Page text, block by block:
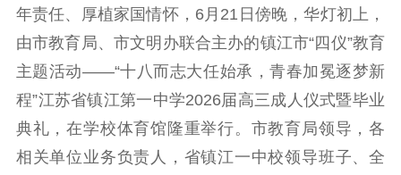
理论武装
理论学习 宣传宣讲 研究阐释
哲学社科
社科强省 工作通知
成果集萃
江苏文脉
资料下载
年责任、厚植家国情怀，6月21日傍晚，华灯初上，
由市教育局、市文明办联合主办的镇江市“四仪”教育
主题活动——“十八而志大任始承，青春加冕逐梦新
程”江苏省镇江第一中学2026届高三成人仪式暨毕业
典礼，在学校体育馆隆重举行。市教育局领导，各
相关单位业务负责人，省镇江一中校领导班子、全